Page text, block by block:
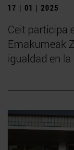
17 | 01 | 2025
Ceit participa
Emakumeak
igualdad en